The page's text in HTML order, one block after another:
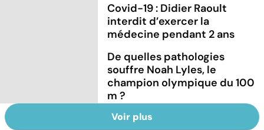
Covid-19 : Didier Raoult
interdit d’exercer la
médecine pendant 2 ans
De quelles pathologies
souffre Noah Lyles, le
champion olympique du 100
m ?
Voir plus